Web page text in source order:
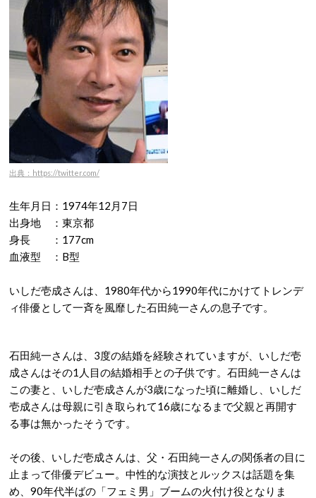
出典：https://twitter.com/
生年月日：1974年12月7日
出身地 ：東京都
身長 ：177cm
血液型 ：B型
いしだ壱成さんは、1980年代から1990年代にかけてトレンデ
ィ俳優として一斉を風靡した石田純一さんの息子です。
石田純一さんは、3度の結婚を経験されていますが、いしだ壱
成さんはその1人目の結婚相手との子供です。石田純一さんは
この妻と、いしだ壱成さんが3歳になった頃に離婚し、いしだ
壱成さんは母親に引き取られて16歳になるまで父親と再開す
る事は無かったそうです。
その後、いしだ壱成さんは、父・石田純一さんの関係者の目に
止まって俳優デビュー。中性的な演技とルックスは話題を集
め、90年代半ばの「フェミ男」ブームの火付け役となりま